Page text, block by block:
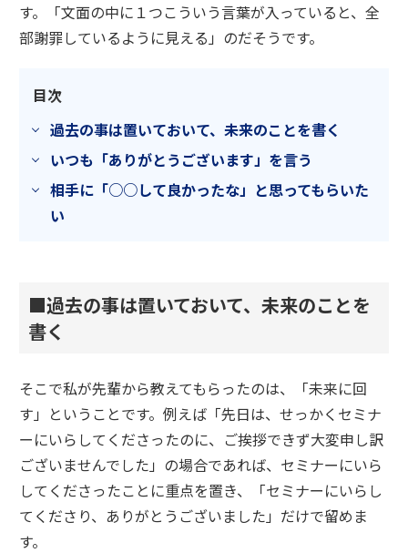
す。「文面の中に１つこういう言葉が入っていると、全
部謝罪しているように見える」のだそうです。
目次
過去の事は置いておいて、未来のことを書く
いつも「ありがとうございます」を言う
相手に「○○して良かったな」と思ってもらいた
い
■過去の事は置いておいて、未来のことを
書く
そこで私が先輩から教えてもらったのは、「未来に回
す」ということです。例えば「先日は、せっかくセミナ
ーにいらしてくださったのに、ご挨拶できず大変申し訳
ございませんでした」の場合であれば、セミナーにいら
してくださったことに重点を置き、「セミナーにいらし
てくださり、ありがとうございました」だけで留めま
す。